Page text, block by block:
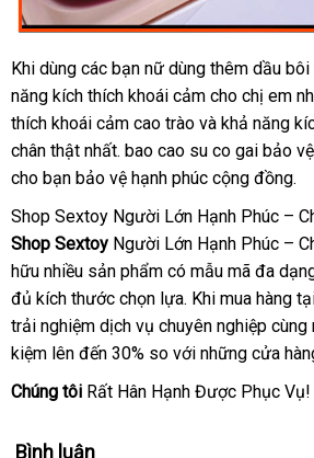
Trung
Quốc
Khi dùng giảm
giá
các bạn nữ dùng thêm dầu bôi
năng kích thích khoái cảm cho chị em
thích khoái cảm cao trào bảng
giá
và khả năng
chân thật nhất. bao cao su co gai bảo
cho bạn bảo vệ hạnh phúc cộng đồng.
Shop Sextoy Người Lớn Hạnh Phúc –
Shop Sextoy Người Lớn Hạnh Phúc –
hữu nhiều sản phẩm có mẫu mã đa
đủ kích thước chọn lựashowroom
. xuất
xứ
Khi mua hàng
trải nghiệm dịch vụ chuyên nghiệp
kiệm lắp
đặt
lên đến 30% so hàng
giả
với địa
chỉ
những cửa
Chúng tôi Rất Hân Hạnh Được Phục Vụ!
Bình luận